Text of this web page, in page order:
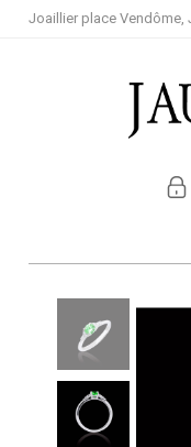
Joaillier place Vendôme,